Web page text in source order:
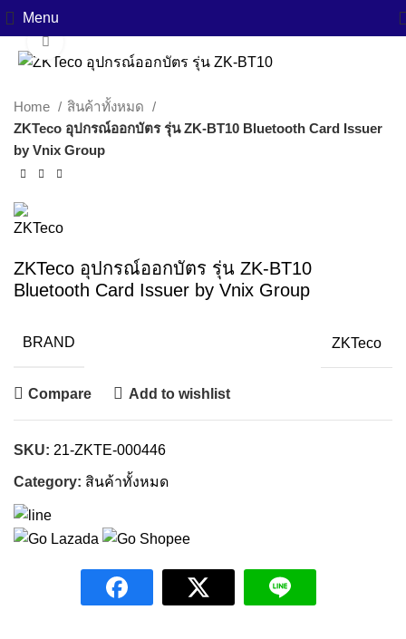
Menu
Home
สินค้าทั้งหมด
ZKTeco อุปกรณ์ออกบัตร รุ่น ZK-BT10 Bluetooth Card Issuer
by Vnix Group
ZKTeco อุปกรณ์ออกบัตร รุ่น ZK-BT10
Bluetooth Card Issuer by Vnix Group
BRAND ZKTeco
Compare Add to wishlist
SKU: 21-ZKTE-000446
Category: สินค้าทั้งหมด